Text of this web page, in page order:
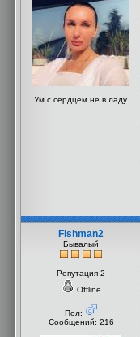
Ум с сердцем не в ладу.
Fishman2
Бывалый
Репутация 2
Offline
Пол:
Сообщений: 216